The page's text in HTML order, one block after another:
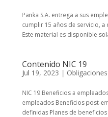
Panka S.A. entrega a sus
cumplir 15 años de servicio,
Este material es disponible
Contenido NIC 19
Jul 19, 2023 |
NIC 19 Beneficios a
empleados Beneficios post-
definidas Planes de